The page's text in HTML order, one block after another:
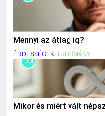
Mennyi az átlag iq?
ÉRDESSÉGEK TUDOMÁNY
73
Mikor és miért vált